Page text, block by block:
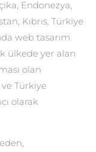
Endonezya,
Kıbrıs, Türkiye
web tasarım
ülkede yer alan
olan
Türkiye
olarak